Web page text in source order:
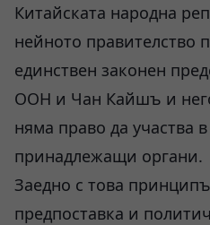
Китайската народна
нейното правителство
единствен законен
ООН и Чан Кайшъ и
няма право да участва
принадлежащи органи.
Заедно с това
предпоставка и